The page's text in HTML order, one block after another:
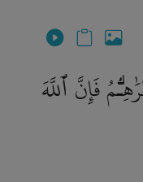
فَإِنَّ ٱللَّهَ